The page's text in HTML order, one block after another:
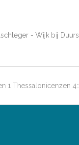
- Wijk bij
1 Thessalonicenzen